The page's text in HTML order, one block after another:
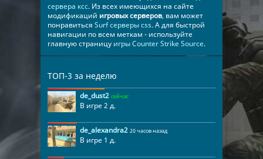
сервера ксс. Из всех имеющихся на сайте
модификаций игровых серверов, вам может
понравиться Surf серверы css. А для быстрой
навигации по всем меткам - используйте
главную страницу игры Counter Strike Source.
ТОП-3 за неделю
de_dust2 сейчас
В игре 2 д.
de_alexandra2 20 часов назад
В игре 1 д.